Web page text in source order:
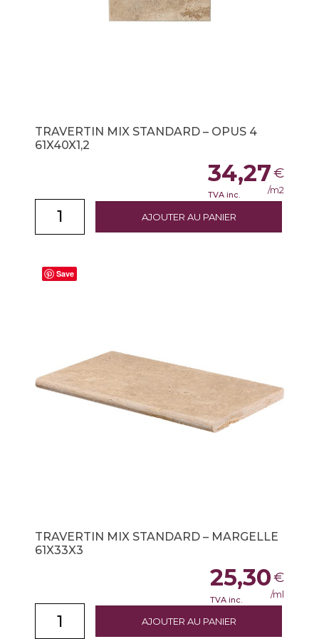
TRAVERTIN MIX STANDARD – OPUS 4
61X40X1,2
AJOUTER AU PANIER
34,27€
TVA inc. /m2
Save
TRAVERTIN MIX STANDARD – MARGELLE
61X33X3
AJOUTER AU PANIER
25,30€
TVA inc. /ml